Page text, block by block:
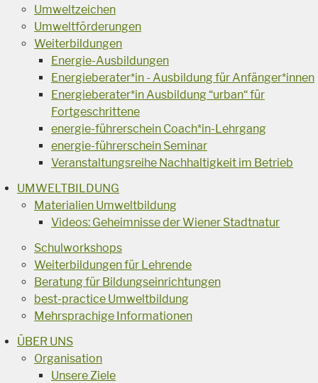
Umweltzeichen
Umweltförderungen
Weiterbildungen
Energie-Ausbildungen
Energieberater*in - Ausbildung für Anfänger*innen
Energieberater*in Ausbildung “urban“ für
Fortgeschrittene
energie-führerschein Coach*in-Lehrgang
energie-führerschein Seminar
Veranstaltungsreihe Nachhaltigkeit im Betrieb
UMWELTBILDUNG
Materialien Umweltbildung
Videos: Geheimnisse der Wiener Stadtnatur
Schulworkshops
Weiterbildungen für Lehrende
Beratung für Bildungseinrichtungen
best-practice Umweltbildung
Mehrsprachige Informationen
ÜBER UNS
Organisation
Unsere Ziele